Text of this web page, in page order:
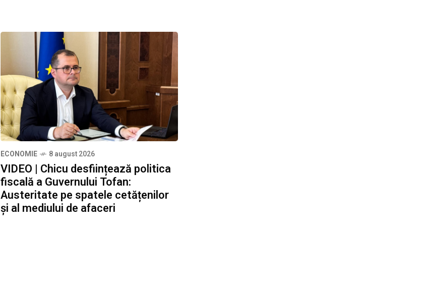
ECONOMIE 8 august 2026
VIDEO | Chicu desființează politica
fiscală a Guvernului Tofan:
Austeritate pe spatele cetățenilor
și al mediului de afaceri